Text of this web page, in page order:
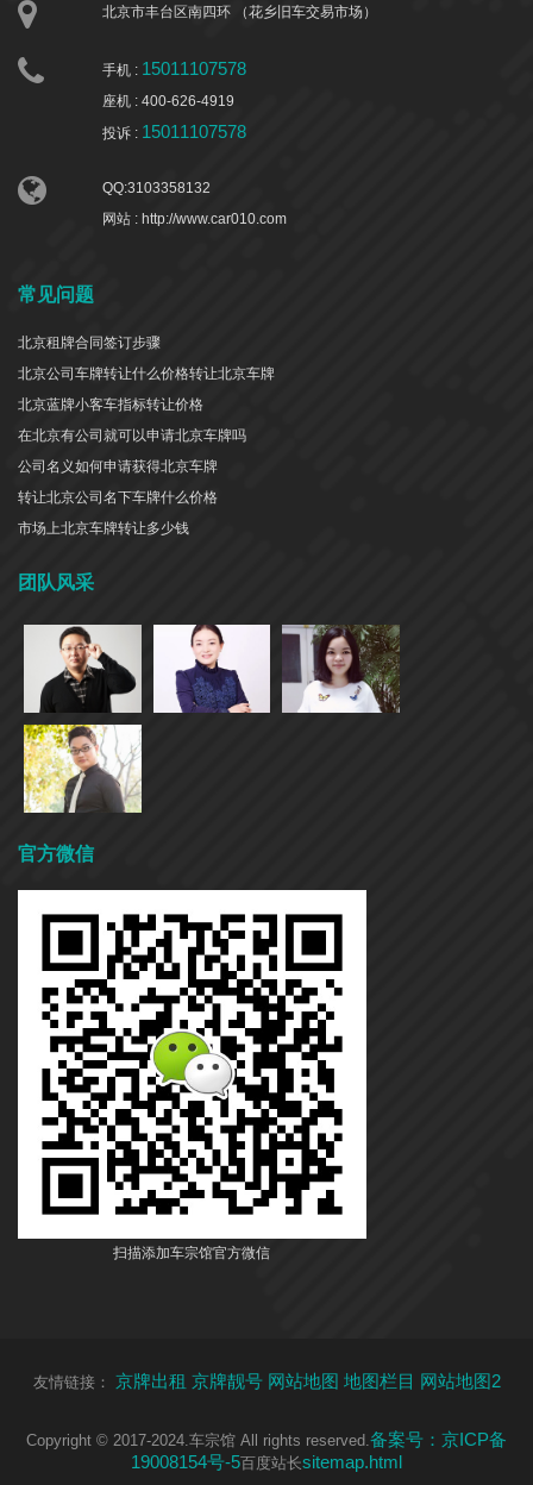
北京市丰台区南四环 （花乡旧车交易市场）
手机 : 15011107578
座机 : 400-626-4919
投诉 : 15011107578
QQ:3103358132
网站 : http://www.car010.com
常见问题
北京租牌合同签订步骤
北京公司车牌转让什么价格转让北京车牌
北京蓝牌小客车指标转让价格
在北京有公司就可以申请北京车牌吗
公司名义如何申请获得北京车牌
转让北京公司名下车牌什么价格
市场上北京车牌转让多少钱
团队风采
官方微信
扫描添加车宗馆官方微信
友情链接： 京牌出租 京牌靓号 网站地图 地图栏目 网站地图2
Copyright © 2017-2024.车宗馆 All rights reserved. 备案号：京ICP备
19008154号-5百度站长sitemap.html